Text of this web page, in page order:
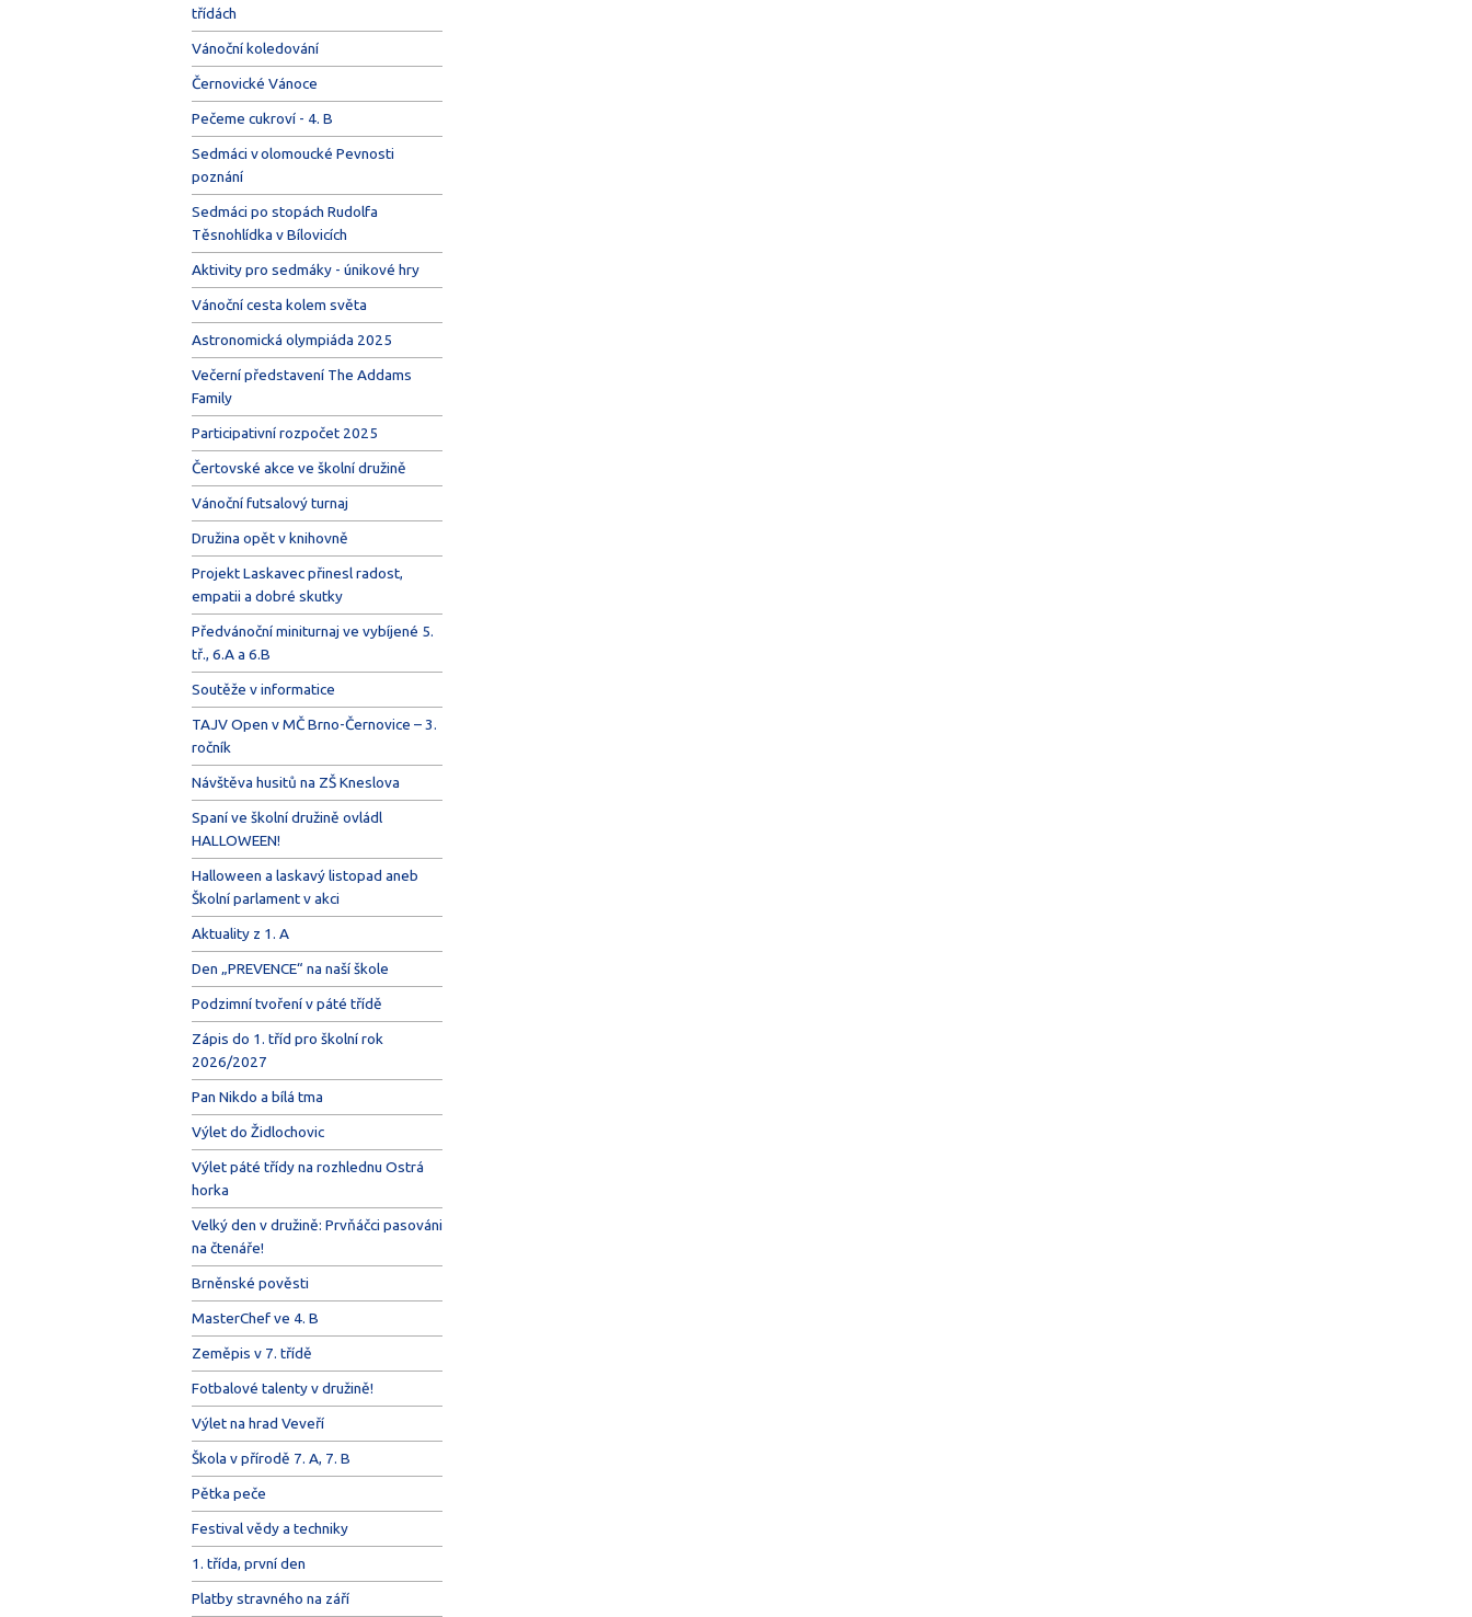
třídách
Vánoční koledování
Černovické Vánoce
Pečeme cukroví - 4. B
Sedmáci v olomoucké Pevnosti
poznání
Sedmáci po stopách Rudolfa
Těsnohlídka v Bílovicích
Aktivity pro sedmáky - únikové hry
Vánoční cesta kolem světa
Astronomická olympiáda 2025
Večerní představení The Addams
Family
Participativní rozpočet 2025
Čertovské akce ve školní družině
Vánoční futsalový turnaj
Družina opět v knihovně
Projekt Laskavec přinesl radost,
empatii a dobré skutky
Předvánoční miniturnaj ve vybíjené 5.
tř., 6.A a 6.B
Soutěže v informatice
TAJV Open v MČ Brno-Černovice – 3.
ročník
Návštěva husitů na ZŠ Kneslova
Spaní ve školní družině ovládl
HALLOWEEN!
Halloween a laskavý listopad aneb
Školní parlament v akci
Aktuality z 1. A
Den „PREVENCE“ na naší škole
Podzimní tvoření v páté třídě
Zápis do 1. tříd pro školní rok
2026/2027
Pan Nikdo a bílá tma
Výlet do Židlochovic
Výlet páté třídy na rozhlednu Ostrá
horka
Velký den v družině: Prvňáčci pasováni
na čtenáře!
Brněnské pověsti
MasterChef ve 4. B
Zeměpis v 7. třídě
Fotbalové talenty v družině!
Výlet na hrad Veveří
Škola v přírodě 7. A, 7. B
Pětka peče
Festival vědy a techniky
1. třída, první den
Platby stravného na září